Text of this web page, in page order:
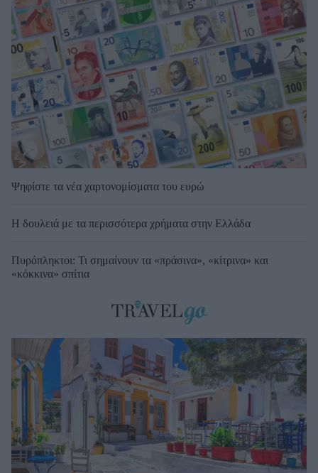
Ψηφίστε τα νέα χαρτονομίσματα του ευρώ
Η δουλειά με τα περισσότερα χρήματα στην Ελλάδα
Πυρόπληκτοι: Τι σημαίνουν τα «πράσινα», «κίτρινα» και
«κόκκινα» σπίτια